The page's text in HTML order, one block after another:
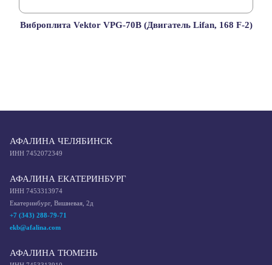
Виброплита Vektor VPG-70B (Двигатель Lifan, 168 F-2)
АФАЛИНА ЧЕЛЯБИНСК
ИНН 7452072349
АФАЛИНА ЕКАТЕРИНБУРГ
ИНН 7453313974
Екатеринбург, Вишневая, 2д
+7 (343) 288-79-71
ekb@afalina.com
АФАЛИНА ТЮМЕНЬ